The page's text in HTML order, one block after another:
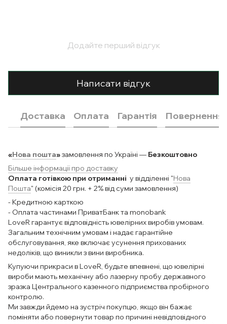
Додайте перший відгук
Написати відгук
Доставка Оплата Гарантія Повернення
«Нова пошта»замовлення по Україні — Безкоштовно
Більше інформації про доставку
Оплата готівкою при отриманні у відділенні "Нова
Пошта" (комісія 20 грн. + 2% від суми замовлення)
- Кредитною карткою
- Оплата частинами ПриватБанк та monobank
LoveR гарантує відповідність ювелірних виробів умовам.
Загальним технічним умовам і надає гарантійне
обслуговування, яке включає усунення прихованих
недоліків, що виникли з вини виробника.
Купуючи прикраси в LoveR, будьте впевнені, що ювелірні
вироби мають механічну або лазерну пробу державного
зразка Центрального казенного підприємства пробірного
контролю.
Ми завжди йдемо на зустріч покупцю, якщо він бажає
поміняти або повернути товар по причині невідповідного